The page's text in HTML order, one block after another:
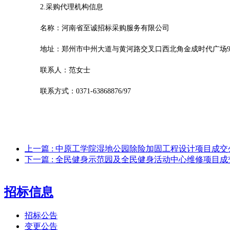
2.采购代理机构信息
名称：河南省至诚招标采购服务有限公司
地址：郑州市中州大道与黄河路交叉口西北角金成时代广场
联系人： 范女士
联系方式： 0371-63868876/97
上一篇 : 中原工学院湿地公园除险加固工程设计项目成交
下一篇 : 全民健身示范园及全民健身活动中心维修项目成
招标信息
招标公告
变更公告